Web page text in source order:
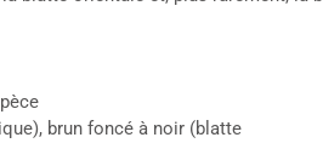
brun foncé à noir (blatte